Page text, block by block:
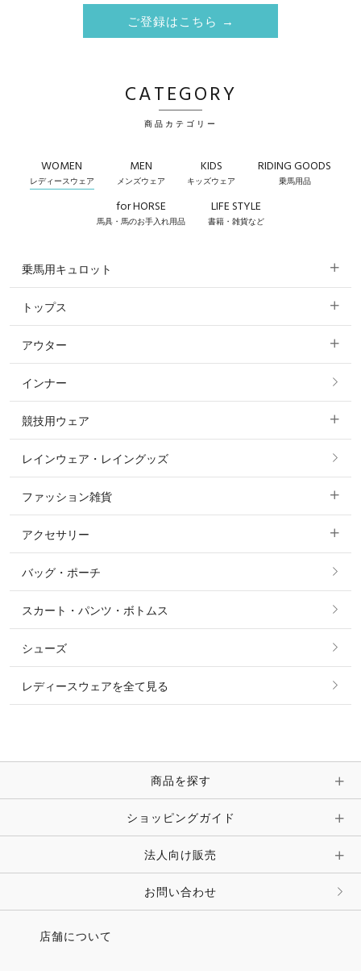
ご登録はこちら →
CATEGORY
商品カテゴリー
WOMEN
レディースウェア
MEN
メンズウェア
KIDS
キッズウェア
RIDING GOODS
乗馬用品
for HORSE
馬具・馬のお手入れ用品
LIFE STYLE
書籍・雑貨など
乗馬用キュロット
すべてのキュロット
フルグリップ・尻革 キュロット
ニーグリップ・膝革 キュロット
トップス
すべてのトップス
ポロシャツ
カットソー・Tシャツ・タンクトップ
パーカー・トレーナー・スウェット
ニット・セーター
シャツ・ブラウス・ワンピース
アウター
すべてのアウター
コート
ジャケット・ブルゾン
その他 アウター
インナー
競技用ウェア
すべての競技用ウェア
ショージャケット
ショーシャツ
レインウェア・レイングッズ
ファッション雑貨
すべてのファッション雑貨
ソックス
ベルト
マフラー・スカーフ・ストール・スヌード
時計・財布・キーケース・革小物
キーホルダー・チャーム・ストラップ
アクセサリー
すべてのアクセサリー
リング
ピアス・イヤリング
ピン・ブローチ・コサージュ
その他 アクセサリー
バッグ・ポーチ
スカート・パンツ・ボトムス
シューズ
レディースウェアを全て見る
商品を探す
ショッピングガイド
法人向け販売
お問い合わせ
店舗について